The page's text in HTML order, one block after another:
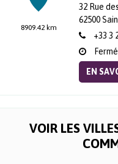
8909.42 km
32 Rue
62500
+33 3
Fermé
EN
VOIR LES